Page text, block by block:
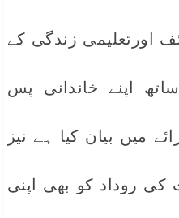
اورتعلیمی زندگی کے
اپنے خاندانی پس
میں بیان کیا ہے نیز
کی روداد کو بھی اپنی